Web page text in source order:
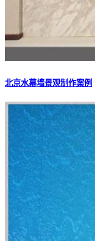
北京水幕墙景观制作案例